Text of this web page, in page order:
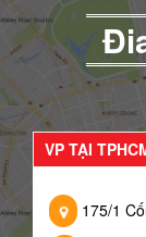
VP TẠI
175/1